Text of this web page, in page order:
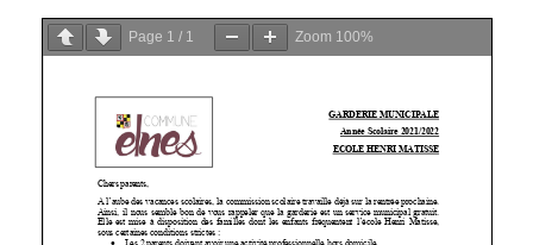
Page 1 / 1 Zoom 100%